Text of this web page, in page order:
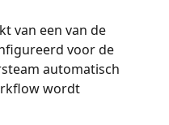
van een van de
voor de
automatisch
wordt